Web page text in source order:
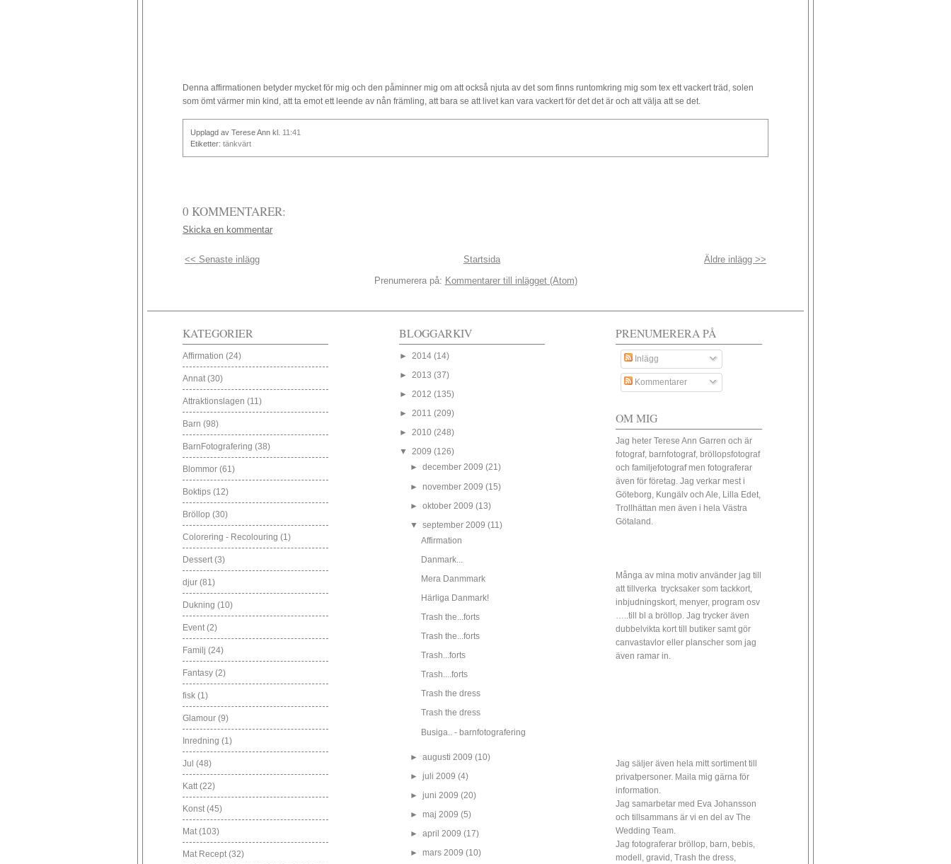
Denna affirmationen betyder mycket för mig och den påminner mig om att också njuta av det som finns runtomkring mig som tex ett vackert träd, solen
som ömt värmer min kind, att ta emot ett leende av nån främling, att bara se att livet kan vara vackert för det det är och att välja att se det.
Upplagd av Terese Ann kl. 11:41
Etiketter: tänkvärt
0 KOMMENTARER:
Skicka en kommentar
<< Senaste inlägg Äldre inlägg >>
Startsida
Prenumerera på: Kommentarer till inlägget (Atom)
KATEGORIER
Affirmation (24)
Annat (30)
Attraktionslagen (11)
Barn (98)
BarnFotografering (38)
Blommor (61)
Boktips (12)
Bröllop (30)
Colorering - Recolouring (1)
Dessert (3)
djur (81)
Dukning (10)
Event (2)
Familj (24)
Fantasy (2)
fisk (1)
Glamour (9)
Inredning (1)
Jul (48)
Katt (22)
Konst (45)
Mat (103)
Mat Recept (32)
BLOGGARKIV
►2014(14)
►2013(37)
►2012(135)
►2011(209)
►2010(248)
▼2009(126)
►december 2009(21)
►november 2009(15)
►oktober 2009(13)
▼september 2009(11)
Affirmation
Danmark...
Mera Danmmark
Härliga Danmark!
Trash the...forts
Trash the...forts
Trash...forts
Trash....forts
Trash the dress
Trash the dress
Busiga.. - barnfotografering
►augusti 2009(10)
►juli 2009(4)
►juni 2009(20)
►maj 2009(5)
►april 2009(17)
►mars 2009(10)
PRENUMERERA PÅ
Inlägg
Kommentarer
OM MIG
Jag heter Terese Ann Garren och är
fotograf, barnfotograf, bröllopsfotograf
och familjefotograf men fotograferar
även för företag. Jag verkar mest i
Göteborg, Kungälv och Ale, Lilla Edet,
Trollhättan men även i hela Västra
Götaland.
Många av mina motiv använder jag till
att tillverka trycksaker som tackkort,
inbjudningskort, menyer, program osv
…..till bl a bröllop. Jag trycker även
dubbelvikta kort till butiker samt gör
canvastavlor eller planscher som jag
även ramar in.
Jag säljer även hela mitt sortiment till
privatpersoner. Maila mig gärna för
information.
Jag samarbetar med Eva Johansson
och tillsammans är vi en del av The
Wedding Team.
Jag fotograferar bröllop, barn, bebis,
modell, gravid, Trash the dress,